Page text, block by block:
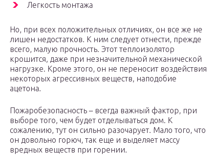
Легкость монтажа
Но, при всех положительных отличиях, он все же не
лишен недостатков. К ним следует отнести, прежде
всего, малую прочность. Этот теплоизолятор
крошится, даже при незначительной механической
нагрузке. Кроме этого, он не переносит воздействия
некоторых агрессивных веществ, наподобие
ацетона.
Пожаробезопасность – всегда важный фактор, при
выборе того, чем будет отделываться дом. К
сожалению, тут он сильно разочарует. Мало того, что
он довольно горюч, так еще и выделяет массу
вредных веществ при горении.